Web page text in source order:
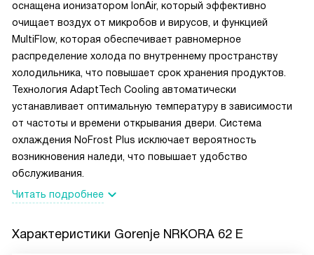
оснащена ионизатором IonAir, который эффективно
очищает воздух от микробов и вирусов, и функцией
MultiFlow, которая обеспечивает равномерное
распределение холода по внутреннему пространству
холодильника, что повышает срок хранения продуктов.
Технология AdaptTech Cooling автоматически
устанавливает оптимальную температуру в зависимости
от частоты и времени открывания двери. Система
охлаждения NoFrost Plus исключает вероятность
возникновения наледи, что повышает удобство
обслуживания.
Читать подробнее
Характеристики Gorenje NRKORA 62 E